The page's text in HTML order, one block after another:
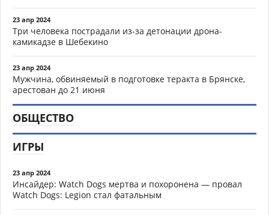
23 апр 2024
Три человека пострадали из-за детонации дрона-
камикадзе в Шебекино
23 апр 2024
Мужчина, обвиняемый в подготовке теракта в Брянске,
арестован до 21 июня
ОБЩЕСТВО
ИГРЫ
23 апр 2024
Инсайдер: Watch Dogs мертва и похоронена — провал
Watch Dogs: Legion стал фатальным